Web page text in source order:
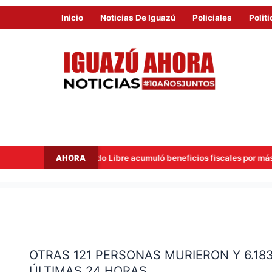
Inicio Noticias De Iguazú Policiales
AHORA
Mercado Libre acumuló beneficios fiscales por más de USD 40
OTRAS 121 PERSONAS MURIERON Y
PERSONAS